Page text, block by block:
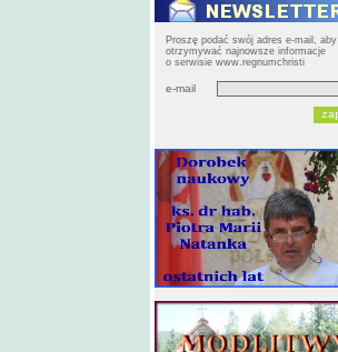
Proszę podać swój adres e-mail, aby
otrzymywać najnowsze informacje
o serwisie www.regnumchristi
e-mail